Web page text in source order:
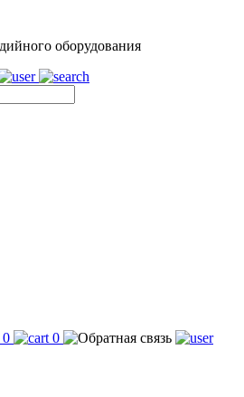
оборудования
0 0